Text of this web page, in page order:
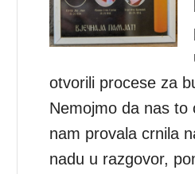
otvorili procese za
Nemojmo da nas to
nam provala crnila
nadu u razgovor,